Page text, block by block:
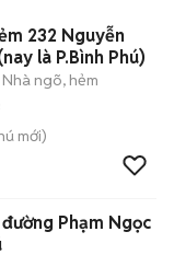
232 Nguyễn
là P.Bình Phú)
Nhà ngõ, hẻm
mới)
Phạm Ngọc